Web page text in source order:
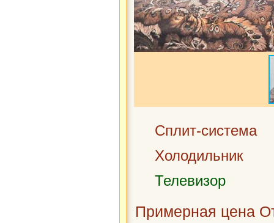
Сплит-система
Холодильник
Телевизор
Примерная цена